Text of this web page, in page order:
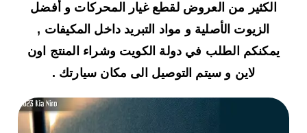
الكثير من العروض لقطع غيار المحركات و أفضل
الزيوت الأصلية و مواد التبريد داخل المكيفات ,
يمكنكم الطلب في دولة الكويت وشراء المنتج اون
لاين و سيتم التوصيل الى مكان سيارتك .